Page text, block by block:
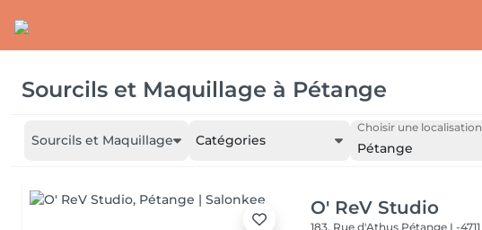
Sourcils et Maquillage à Pétange
Sourcils et Maquillage Catégories
Choisir une localisation
Pétange
O' ReV Studio
183, Rue d'Athus Pétange L-4711